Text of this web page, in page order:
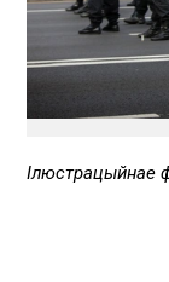
Ілюстрацыйнае